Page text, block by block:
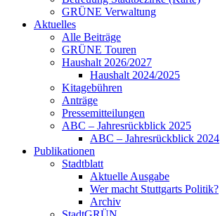
GRÜNE Verwaltung
Aktuelles
Alle Beiträge
GRÜNE Touren
Haushalt 2026/2027
Haushalt 2024/2025
Kitagebühren
Anträge
Pressemitteilungen
ABC – Jahresrückblick 2025
ABC – Jahresrückblick 2024
Publikationen
Stadtblatt
Aktuelle Ausgabe
Wer macht Stuttgarts Politik?
Archiv